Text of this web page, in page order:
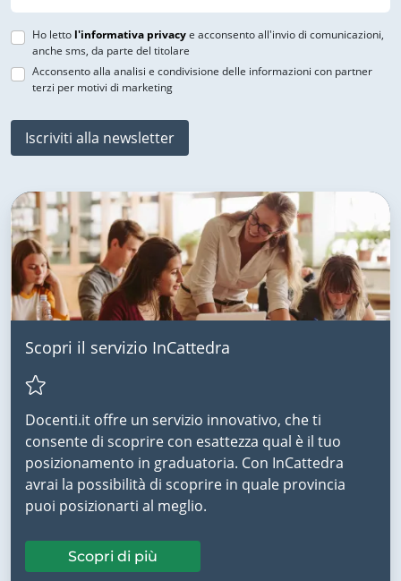
Ho letto l'informativa privacye acconsento all'invio di comunicazioni,
anche sms, da parte del titolare
Acconsento alla analisi e condivisione delle informazioni con partner
terzi per motivi di marketing
Iscriviti alla newsletter
Scopri il servizio InCattedra
Docenti.it offre un servizio innovativo, che ti
consente di scoprire con esattezza qual è il tuo
posizionamento in graduatoria. Con InCattedra
avrai la possibilità di scoprire in quale provincia
puoi posizionarti al meglio.
Scopri di più